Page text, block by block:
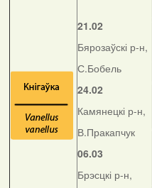
21.02
Бярозаўскі р-н,
С.Бобель
24.02
Камянецкі р-н,
В.Пракапчук
06.03
Брэсцкі р-н,